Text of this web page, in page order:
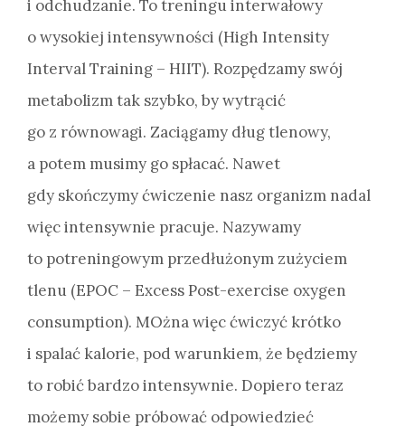
i odchudzanie. To treningu interwałowy
o wysokiej intensywności (High Intensity
Interval Training – HIIT). Rozpędzamy swój
metabolizm tak szybko, by wytrącić
go z równowagi. Zaciągamy dług tlenowy,
a potem musimy go spłacać. Nawet
gdy skończymy ćwiczenie nasz organizm nadal
więc intensywnie pracuje. Nazywamy
to potreningowym przedłużonym zużyciem
tlenu (EPOC – Excess Post-exercise oxygen
consumption). MOżna więc ćwiczyć krótko
i spalać kalorie, pod warunkiem, że będziemy
to robić bardzo intensywnie. Dopiero teraz
możemy sobie próbować odpowiedzieć